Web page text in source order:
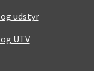
udstyr
UTV